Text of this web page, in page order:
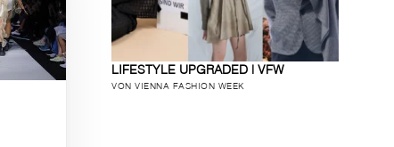
LIFESTYLE UPGRADED | VFW
VON VIENNA FASHION WEEK